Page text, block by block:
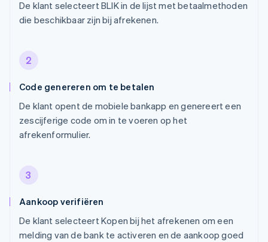
De klant selecteert BLIK in de lijst met betaalmethoden
die beschikbaar zijn bij afrekenen.
2
Code genereren om te betalen
De klant opent de mobiele bankapp en genereert een
zescijferige code om in te voeren op het
afrekenformulier.
3
Aankoop verifiëren
De klant selecteert Kopen bij het afrekenen om een
melding van de bank te activeren en de aankoop goed